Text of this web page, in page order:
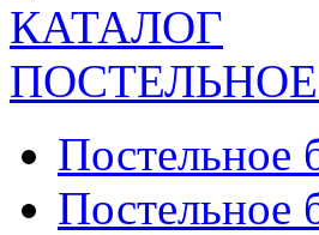
КАТАЛОГ
ПОСТЕЛЬНОЕ
Постельное
Постельное